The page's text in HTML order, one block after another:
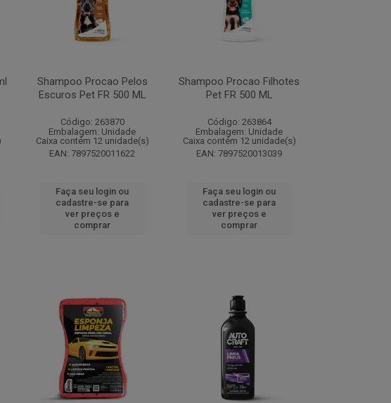
Shampoo Procao Pelos
Escuros Pet FR 500 ML
Código: 263870
Embalagem: Unidade
Caixa contém 12 unidade(s)
EAN: 7897520011622
Faça seu login ou
cadastre-se para
ver preços e
comprar
Shampoo Procao Filhotes
Pet FR 500 ML
Código: 263864
Embalagem: Unidade
Caixa contém 12 unidade(s)
EAN: 7897520013039
Faça seu login ou
cadastre-se para
ver preços e
comprar